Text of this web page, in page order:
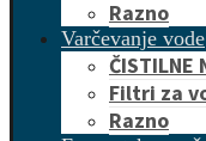
Razno
Varčevanje vode
ČISTILNE
Filtri za
Razno